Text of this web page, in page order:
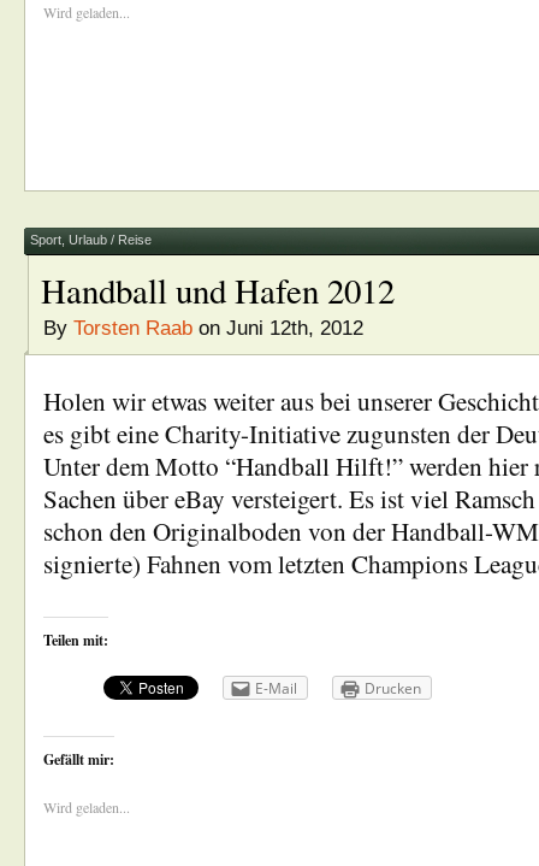
Wird geladen...
Sport Urlaub / Reise
Handball und Hafen 2012
By Torsten Raab on Juni 12th, 2012
Holen wir etwas weiter aus bei unserer
es gibt eine Charity-Initiative zugunsten der
Unter dem Motto “Handball Hilft!” werden hier
Sachen über eBay versteigert. Es ist viel
schon den Originalboden von der Handball-
signierte) Fahnen vom letzten Champions
Teilen mit:
E-Mail Drucken
Gefällt mir:
Wird geladen...